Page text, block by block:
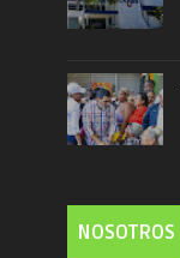
NOSOTROS